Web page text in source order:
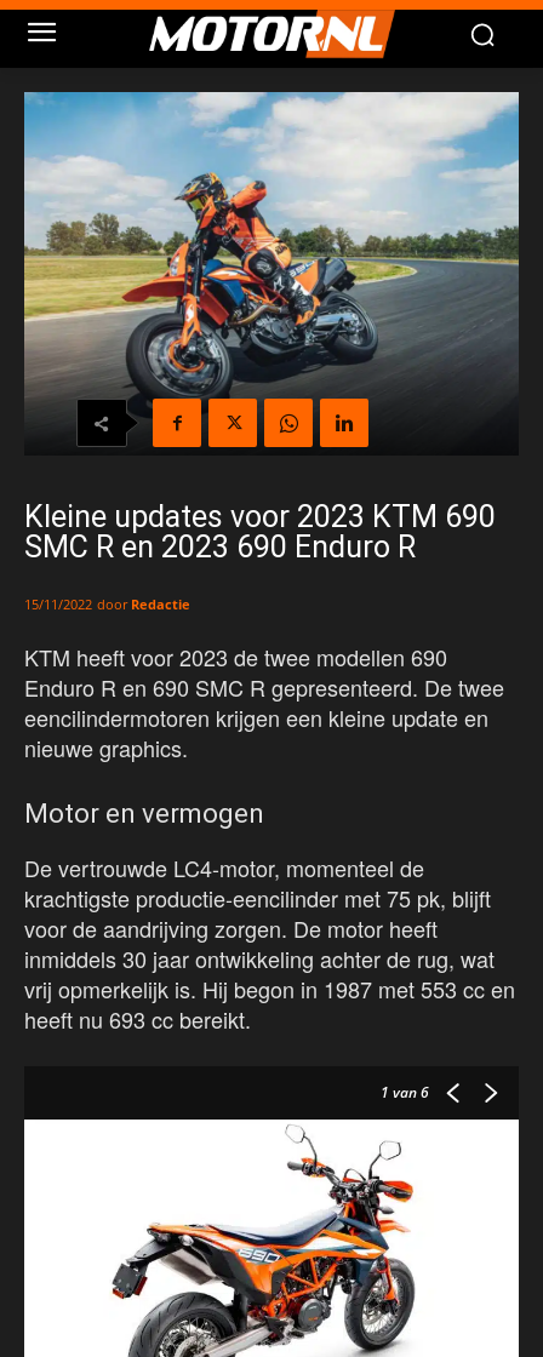
Kleine updates voor 2023 KTM 690
SMC R en 2023 690 Enduro R
15/11/2022 door Redactie
KTM heeft voor 2023 de twee modellen 690
Enduro R en 690 SMC R gepresenteerd. De twee
eencilindermotoren krijgen een kleine update en
nieuwe graphics.
Motor en vermogen
De vertrouwde LC4-motor, momenteel de
krachtigste productie-eencilinder met 75 pk, blijft
voor de aandrijving zorgen. De motor heeft
inmiddels 30 jaar ontwikkeling achter de rug, wat
vrij opmerkelijk is. Hij begon in 1987 met 553 cc en
heeft nu 693 cc bereikt.
1 van 6